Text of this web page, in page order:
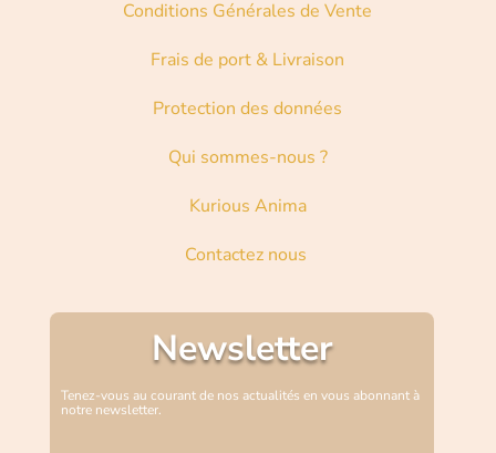
Conditions Générales de Vente
Frais de port & Livraison
Protection des données
Qui sommes-nous ?
Kurious Anima
Contactez nous
Newsletter
Tenez-vous au courant de nos actualités en vous abonnant à
notre newsletter.